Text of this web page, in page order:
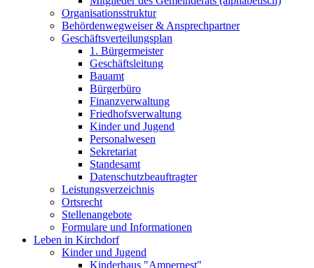
Organisationsstruktur
Behördenwegweiser & Ansprechpartner
Geschäftsverteilungsplan
1. Bürgermeister
Geschäftsleitung
Bauamt
Bürgerbüro
Finanzverwaltung
Friedhofsverwaltung
Kinder und Jugend
Personalwesen
Sekretariat
Standesamt
Datenschutzbeauftragter
Leistungsverzeichnis
Ortsrecht
Stellenangebote
Formulare und Informationen
Leben in Kirchdorf
Kinder und Jugend
Kinderhaus "Ampernest"